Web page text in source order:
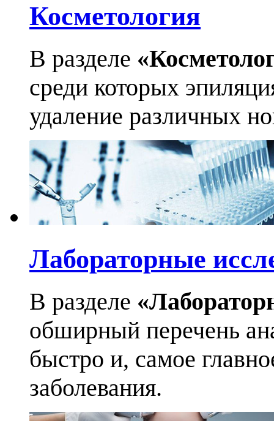
Косметология
В разделе
среди которых
удаление различных
Лабораторные
В разделе
обширный перечень
быстро и, самое
заболевания.